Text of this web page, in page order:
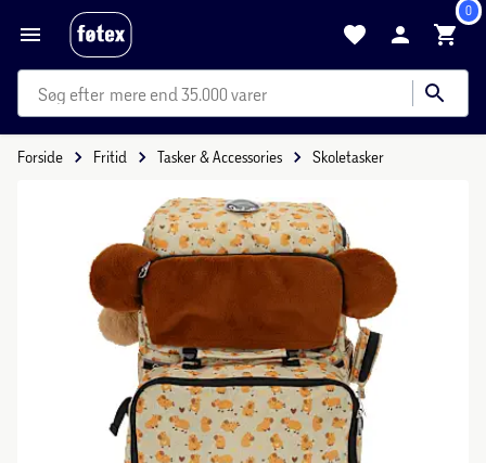
0
mere end 35.000 varer
Forside Fritid Tasker & Accessories Skoletasker